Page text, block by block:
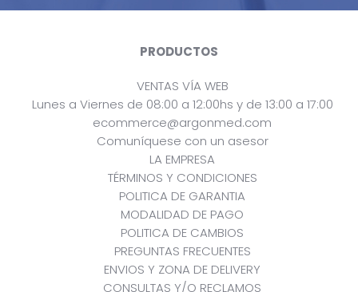
PRODUCTOS
VENTAS VÍA WEB
Lunes a Viernes de 08:00 a 12:00hs y de 13:00 a 17:00
ecommerce@argonmed.com
Comuníquese con un asesor
LA EMPRESA
TÉRMINOS Y CONDICIONES
POLITICA DE GARANTIA
MODALIDAD DE PAGO
POLITICA DE CAMBIOS
PREGUNTAS FRECUENTES
ENVIOS Y ZONA DE DELIVERY
CONSULTAS Y/O RECLAMOS